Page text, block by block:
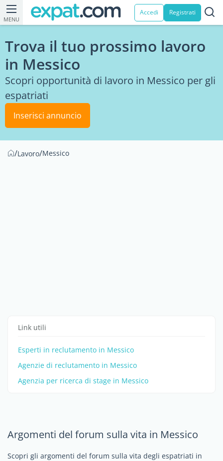
MENU
Accedi Registrati
Trova il tuo prossimo lavoro
in Messico
Scopri opportunità di lavoro in Messico per gli
espatriati
Inserisci annuncio
/Lavoro/Messico
Link utili
Esperti in reclutamento in Messico
Agenzie di reclutamento in Messico
Agenzia per ricerca di stage in Messico
Argomenti del forum sulla vita in Messico
Scopri gli argomenti del forum sulla vita degli espatriati in